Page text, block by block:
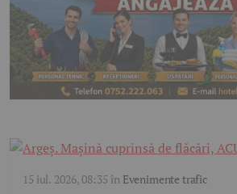
15 iul. 2026, 08:35 în Evenimente trafic